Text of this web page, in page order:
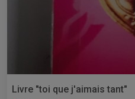
Livre "toi que j'aimais tant"